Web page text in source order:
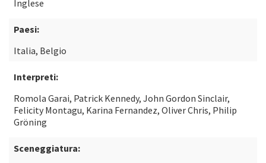
Inglese
Paesi:
Italia, Belgio
Interpreti:
Romola Garai, Patrick Kennedy, John Gordon Sinclair,
Felicity Montagu, Karina Fernandez, Oliver Chris, Philip
Gröning
Sceneggiatura: